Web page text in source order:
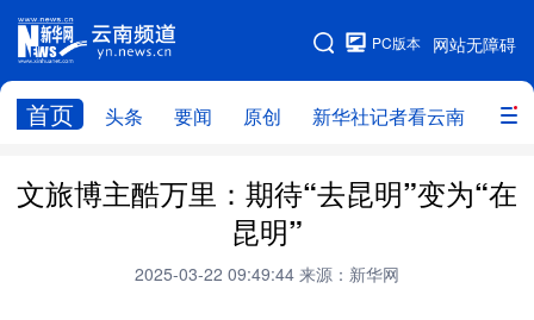
网站无障碍
PC版本
首页 头条 要闻 原创 新华社记者看云南 政务
网站地图
头条 云南要闻 本网原创
政务
云南省领导报道集
文旅博主酷万里：期待“去昆明”变为“在
昆明”
2025-03-22 09:49:44 来源：新华网